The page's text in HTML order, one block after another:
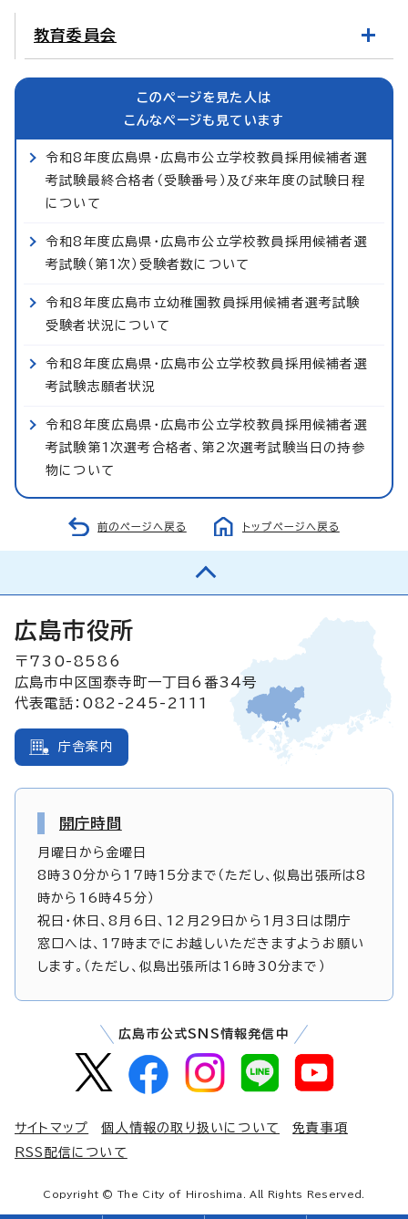
教育委員会
このページを見た人は
こんなページも見ています
令和8年度広島県・広島市公立学校教員採用候補者選
考試験最終合格者（受験番号）及び来年度の試験日程
について
令和8年度広島県・広島市公立学校教員採用候補者選
考試験（第1次）受験者数について
令和8年度広島市立幼稚園教員採用候補者選考試験
受験者状況について
令和8年度広島県・広島市公立学校教員採用候補者選
考試験志願者状況
令和8年度広島県・広島市公立学校教員採用候補者選
考試験第1次選考合格者、第2次選考試験当日の持参
物について
前のページへ戻る トップページへ戻る
広島市役所
〒730-8586
広島市中区国泰寺町一丁目6番34号
代表電話：082-245-2111
庁舎案内
開庁時間
月曜日から金曜日
8時30分から17時15分まで（ただし、似島出張所は8
時から16時45分）
祝日・休日、8月6日、12月29日から1月3日は閉庁
窓口へは、17時までにお越しいただきますようお願い
します。（ただし、似島出張所は16時30分まで）
広島市公式SNS情報発信中
サイトマップ 個人情報の取り扱いについて
免責事項
RSS配信について
Copyright © The City of Hiroshima. All Rights Reserved.